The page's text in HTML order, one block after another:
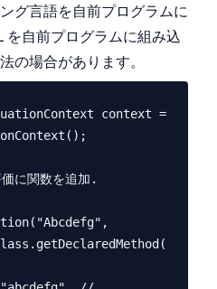
グ言語を自前プログラムに
を自前プログラムに組み込
の場合があります。